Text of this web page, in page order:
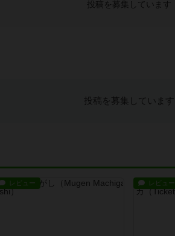
投稿を募集しています
投稿を募集しています
レビュー レビュー